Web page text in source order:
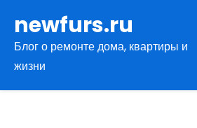
содержимому
newfurs.ru
Блог о ремонте дома, квартиры и
жизни